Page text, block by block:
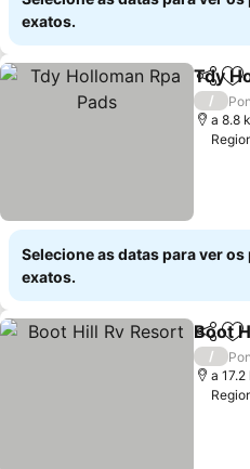
exatos.
Tdy
/
a 8.8
Selecione as datas para ver
exatos.
Boot
/
a